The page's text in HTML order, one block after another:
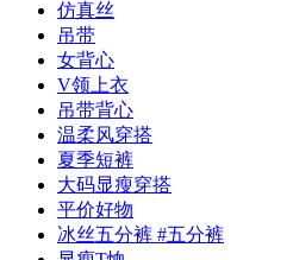
仿真丝
吊带
女背心
V领上衣
吊带背心
温柔风穿搭
夏季短裤
大码显瘦穿搭
平价好物
冰丝五分裤 #五分裤